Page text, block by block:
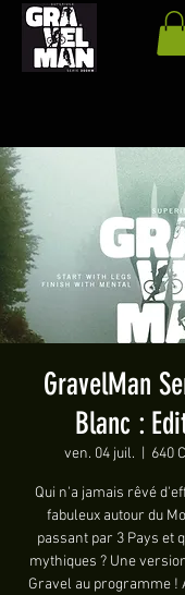
GravelMan
Blanc :
ven. 04 juil. 640
Qui n'a jamais rêvé
fabuleux autour du
passant par 3 Pays et
mythiques ? Une
Gravel au programme !